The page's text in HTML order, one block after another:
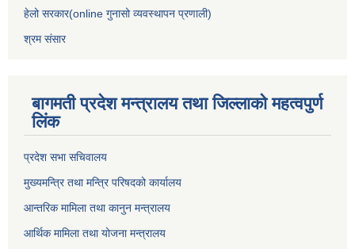
हेलो सरकार(online गुनासो व्यवस्थापन प्रणाली)
श्रम संसार
बागमती प्रदेश मन्त्रालय तथा जिल्लाको महत्वपुर्ण
लिंक
प्रदेश सभा सचिवालय
मुख्यमन्त्रि तथा मन्त्रि परिषदको कार्यालय
आन्तरिक मामिला तथा कानुन मन्त्रालय
आर्थिक मामिला तथा योजना मन्त्रालय